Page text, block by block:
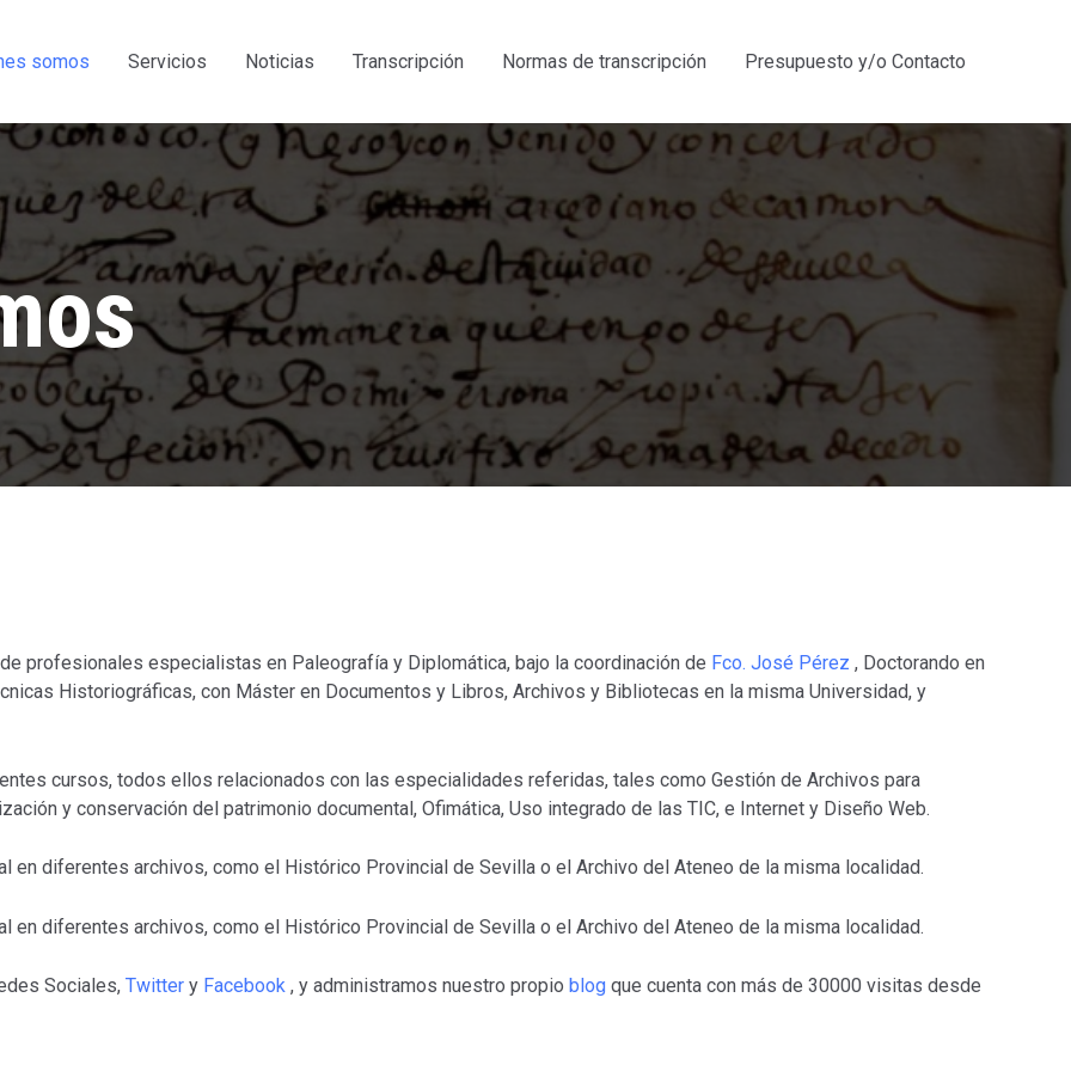
somos Servicios Noticias Transcripción Normas de transcripción Presupuesto y/o Contacto
profesionales especialistas en Paleografía y Diplomática, bajo la coordinación de Fco. José Pérez , Doctorando en
Historiográficas, con Máster en Documentos y Libros, Archivos y Bibliotecas en la misma Universidad, y
cursos, todos ellos relacionados con las especialidades referidas, tales como Gestión de Archivos para
y conservación del patrimonio documental, Ofimática, Uso integrado de las TIC, e Internet y Diseño Web.
en diferentes archivos, como el Histórico Provincial de Sevilla o el Archivo del Ateneo de la misma localidad.
en diferentes archivos, como el Histórico Provincial de Sevilla o el Archivo del Ateneo de la misma localidad.
Sociales, Twitter y Facebook , y administramos nuestro propio blog que cuenta con más de 30000 visitas desde